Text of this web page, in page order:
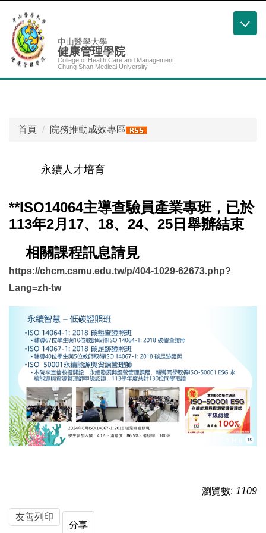
到
主
要
容
中山醫學大學
健康管理學院
College of Health Care and Management,
Chung Shan Medical University
首頁 院務推動成效專區
永續人才培育
**ISO14064主導查驗員產業專班，已於
113年2月17、18、24、25日舉辦結束
相關課程訊息請見
https://chcm.csmu.edu.tw/p/404-1029-62673.php?
Lang=zh-tw
瀏覽數: 1109
友善列印
分享